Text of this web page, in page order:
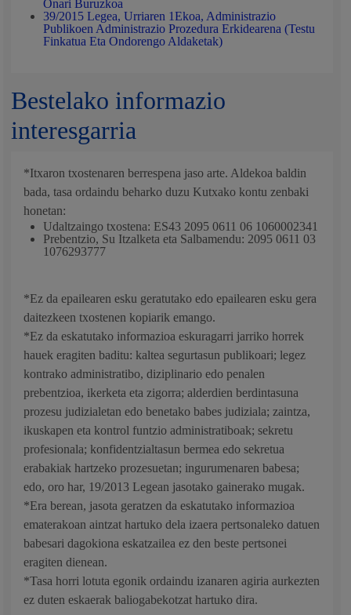
Onari Buruzkoa
39/2015 Legea, Urriaren 1Ekoa, Administrazio
Publikoen Administrazio Prozedura Erkidearena (Testu
Finkatua Eta Ondorengo Aldaketak)
Bestelako informazio
interesgarria
*Itxaron txostenaren berrespena jaso arte. Aldekoa baldin
bada, tasa ordaindu beharko duzu Kutxako kontu zenbaki
honetan:
Udaltzaingo txostena: ES43 2095 0611 06 1060002341
Prebentzio, Su Itzalketa eta Salbamendu: 2095 0611 03
1076293777
*Ez da epailearen esku geratutako edo epailearen esku gera
daitezkeen txostenen kopiarik emango.
*Ez da eskatutako informazioa eskuragarri jarriko horrek
hauek eragiten baditu: kaltea segurtasun publikoari; legez
kontrako administratibo, diziplinario edo penalen
prebentzioa, ikerketa eta zigorra; alderdien berdintasuna
prozesu judizialetan edo benetako babes judiziala; zaintza,
ikuskapen eta kontrol funtzio administratiboak; sekretu
profesionala; konfidentzialtasun bermea edo sekretua
erabakiak hartzeko prozesuetan; ingurumenaren babesa;
edo, oro har, 19/2013 Legean jasotako gainerako mugak.
*Era berean, jasota geratzen da eskatutako informazioa
ematerakoan aintzat hartuko dela izaera pertsonaleko datuen
babesari dagokiona eskatzailea ez den beste pertsonei
eragiten dienean.
*Tasa horri lotuta egonik ordaindu izanaren agiria aurkezten
ez duten eskaerak baliogabekotzat hartuko dira.